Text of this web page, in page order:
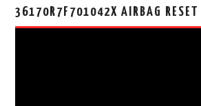
36170R7F701042X AIRBAG RESET